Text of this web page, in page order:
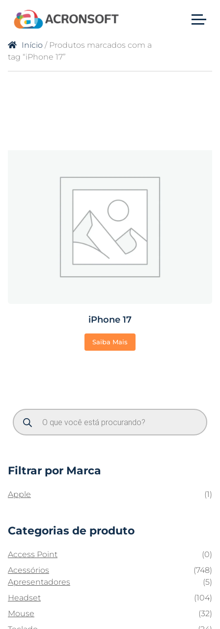
Início / Produtos marcados com a
tag “iPhone 17”
iPhone 17
Saiba Mais
Filtrar por Marca
Apple (1)
Categorias de produto
Access Point
(0)
Acessórios
(748)
Apresentadores
(5)
Headset
(104)
Mouse
(32)